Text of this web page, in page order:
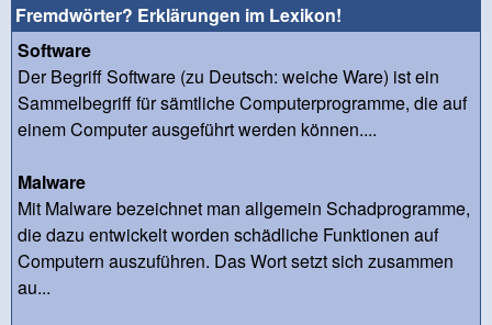
Fremdwörter? Erklärungen im Lexikon!
Software
Der Begriff Software (zu Deutsch: weiche Ware) ist ein
Sammelbegriff für sämtliche Computerprogramme, die auf
einem Computer ausgeführt werden können....
Malware
Mit Malware bezeichnet man allgemein Schadprogramme,
die dazu entwickelt worden schädliche Funktionen auf
Computern auszuführen. Das Wort setzt sich zusammen
au...